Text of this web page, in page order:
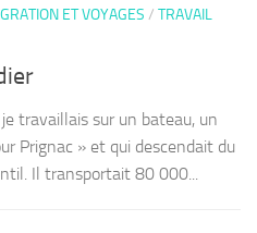
ET VOYAGES / TRAVAIL
travaillais sur un bateau, un
Prignac » et qui descendait du
Il transportait 80 000...